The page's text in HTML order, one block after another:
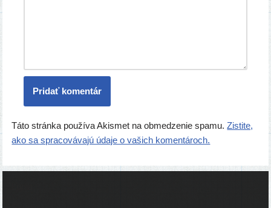
Táto stránka používa Akismet na obmedzenie spamu.Zistite,
ako sa spracovávajú údaje o vašich komentároch.